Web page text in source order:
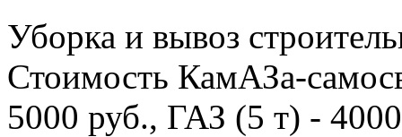
Уборка и вывоз
Стоимость КамАЗа-
5000 руб., ГАЗ (5 т) -